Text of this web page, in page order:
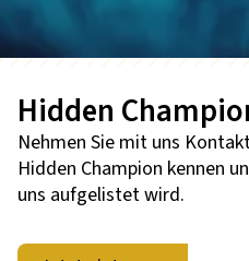
Hidden
Nehmen Sie mit uns
Hidden Champion kennen
uns aufgelistet wird.